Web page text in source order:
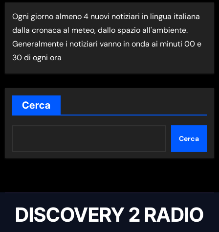
I
M
A
N
E
W
S
E
A
G
Ogni giorno almeno 4 nuovi notiziari in lingua italiana
dalla cronaca al meteo, dallo spazio all'ambiente.
Generalmente i notiziari vanno in onda ai minuti 00 e
30 di ogni ora
Cerca
Cerca
DISCOVERY 2 RADIO